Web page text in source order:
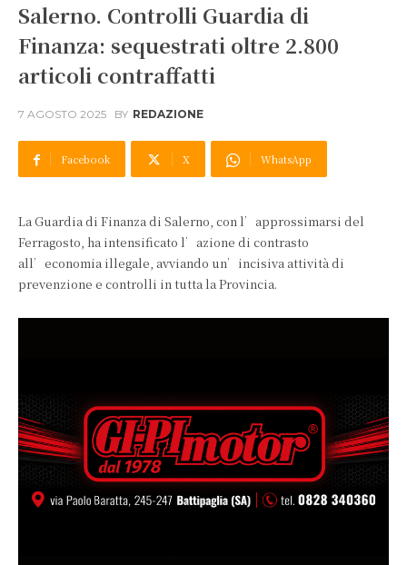
Salerno. Controlli Guardia di
Finanza: sequestrati oltre 2.800
articoli contraffatti
7 AGOSTO 2025 BY REDAZIONE
Facebook X WhatsApp
La Guardia di Finanza di Salerno, con l’approssimarsi del
Ferragosto, ha intensificato l’azione di contrasto
all’economia illegale, avviando un’incisiva attività di
prevenzione e controlli in tutta la Provincia.